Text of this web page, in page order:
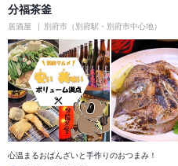
分福茶釜
居酒屋 別府市（別府駅・別府市中心地）
心温まるおばんざいと手作りのおつまみ！